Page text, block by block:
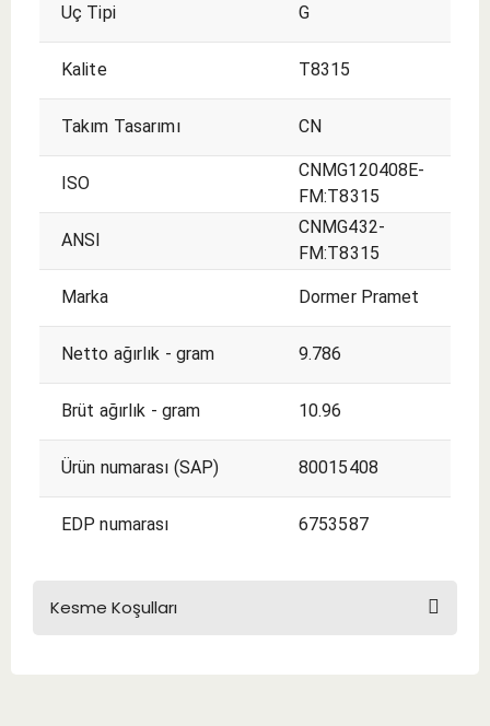
Uç Tipi G
Kalite T8315
Takım Tasarımı CN
ISO
CNMG120408E-
FM:T8315
ANSI
CNMG432-
FM:T8315
Marka Dormer Pramet
Netto ağırlık - gram 9.786
Brüt ağırlık - gram 10.96
Ürün numarası (SAP) 80015408
EDP numarası 6753587
Kesme Koşulları